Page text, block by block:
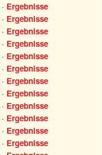
· Ergebnisse
· Ergebnisse
· Ergebnisse
· Ergebnisse
· Ergebnisse
· Ergebnisse
· Ergebnisse
· Ergebnisse
· Ergebnisse
· Ergebnisse
· Ergebnisse
· Ergebnisse